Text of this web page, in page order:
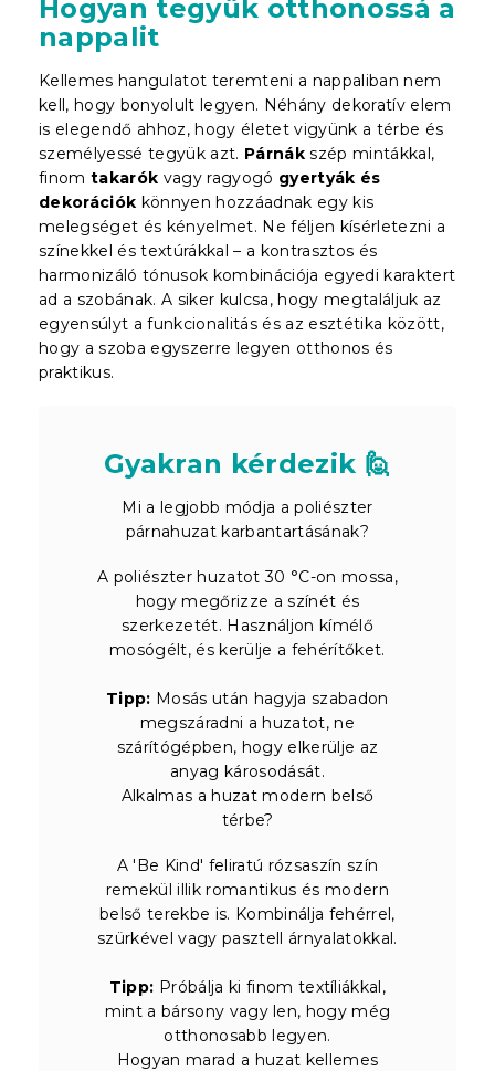
Hogyan tegyük otthonossá a
nappalit
Kellemes hangulatot teremteni a nappaliban nem
kell, hogy bonyolult legyen. Néhány dekoratív elem
is elegendő ahhoz, hogy életet vigyünk a térbe és
személyessé tegyük azt. Párnák szép mintákkal,
finom takarók vagy ragyogó gyertyák és
dekorációk könnyen hozzáadnak egy kis
melegséget és kényelmet. Ne féljen kísérletezni a
színekkel és textúrákkal – a kontrasztos és
harmonizáló tónusok kombinációja egyedi karaktert
ad a szobának. A siker kulcsa, hogy megtaláljuk az
egyensúlyt a funkcionalitás és az esztétika között,
hogy a szoba egyszerre legyen otthonos és
praktikus.
Gyakran kérdezik 🙋
Mi a legjobb módja a poliészter
párnahuzat karbantartásának?
A poliészter huzatot 30 °C-on mossa,
hogy megőrizze a színét és
szerkezetét. Használjon kímélő
mosógélt, és kerülje a fehérítőket.
Tipp: Mosás után hagyja szabadon
megszáradni a huzatot, ne
szárítógépben, hogy elkerülje az
anyag károsodását.
Alkalmas a huzat modern belső
térbe?
A 'Be Kind' feliratú rózsaszín szín
remekül illik romantikus és modern
belső terekbe is. Kombinálja fehérrel,
szürkével vagy pasztell árnyalatokkal.
Tipp: Próbálja ki finom textíliákkal,
mint a bársony vagy len, hogy még
otthonosabb legyen.
Hogyan marad a huzat kellemes